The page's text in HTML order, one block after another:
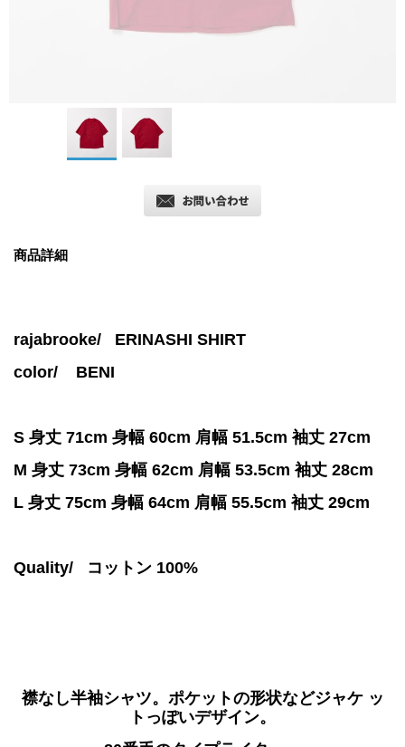
商品詳細
rajabrooke/ ERINASHI SHIRT
color/ BENI
S 身丈 71cm 身幅 60cm 肩幅 51.5cm 袖丈 27cm
M 身丈 73cm 身幅 62cm 肩幅 53.5cm 袖丈 28cm
L 身丈 75cm 身幅 64cm 肩幅 55.5cm 袖丈 29cm
Quality/ コットン 100%
襟なし半袖シャツ。ポケットの形状などジャケ ッ
トっぽいデザイン。